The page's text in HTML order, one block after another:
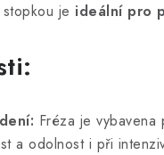
je ideální pro
Fréza je vybavena
a odolnost i při